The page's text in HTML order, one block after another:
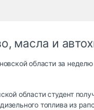
масла и
области за
области студент
топлива из